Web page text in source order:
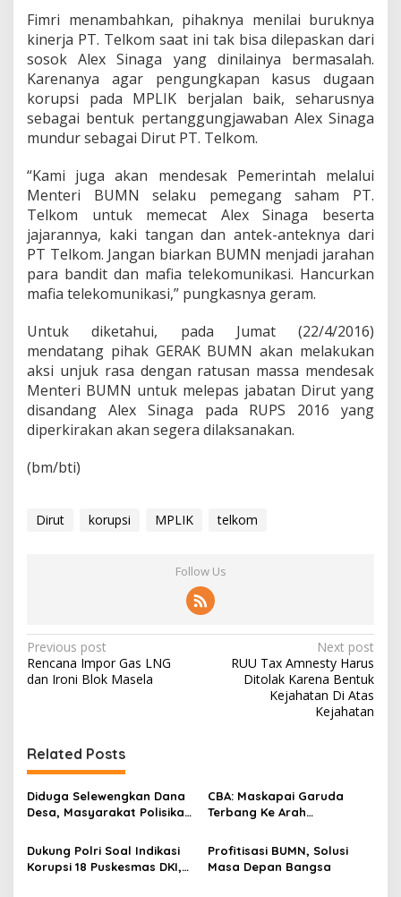
Fimri menambahkan, pihaknya menilai buruknya
kinerja PT. Telkom saat ini tak bisa dilepaskan dari
sosok Alex Sinaga yang dinilainya bermasalah.
Karenanya agar pengungkapan kasus dugaan
korupsi pada MPLIK berjalan baik, seharusnya
sebagai bentuk pertanggungjawaban Alex Sinaga
mundur sebagai Dirut PT. Telkom.
“Kami juga akan mendesak Pemerintah melalui
Menteri BUMN selaku pemegang saham PT.
Telkom untuk memecat Alex Sinaga beserta
jajarannya, kaki tangan dan antek-anteknya dari
PT Telkom. Jangan biarkan BUMN menjadi jarahan
para bandit dan mafia telekomunikasi. Hancurkan
mafia telekomunikasi,” pungkasnya geram.
Untuk diketahui, pada Jumat (22/4/2016)
mendatang pihak GERAK BUMN akan melakukan
aksi unjuk rasa dengan ratusan massa mendesak
Menteri BUMN untuk melepas jabatan Dirut yang
disandang Alex Sinaga pada RUPS 2016 yang
diperkirakan akan segera dilaksanakan.
(bm/bti)
Dirut korupsi MPLIK telkom
Follow Us
P
o
n
a
v
g
a
Previous post
Rencana Impor Gas LNG
dan Ironi Blok Masela
Next post
RUU Tax Amnesty Harus
Ditolak Karena Bentuk
Kejahatan Di Atas
Kejahatan
Related Posts
Diduga Selewengkan Dana
Desa, Masyarakat Polisikan
CBA: Maskapai Garuda
Terbang Ke Arah
Dukung Polri Soal Indikasi
Korupsi 18 Puskesmas DKI,
Profitisasi BUMN, Solusi
Masa Depan Bangsa